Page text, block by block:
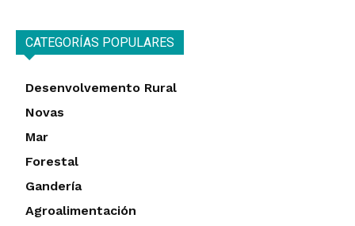
CATEGORÍAS POPULARES
Desenvolvemento Rural
Novas
Mar
Forestal
Gandería
Agroalimentación